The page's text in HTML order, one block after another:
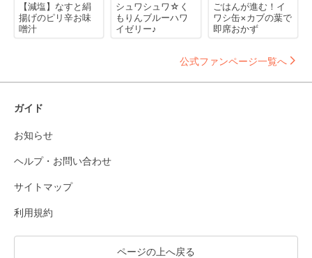
【減塩】なすと絹
揚げのピリ辛お味
噌汁
シュワシュワ☆く
もりんブルーハワ
イゼリー♪
ごはんが進む！イ
ワシ缶×カブの葉で
即席おかず
公式ファンページ一覧へ
ガイド
お知らせ
ヘルプ・お問い合わせ
サイトマップ
利用規約
ページの上へ戻る